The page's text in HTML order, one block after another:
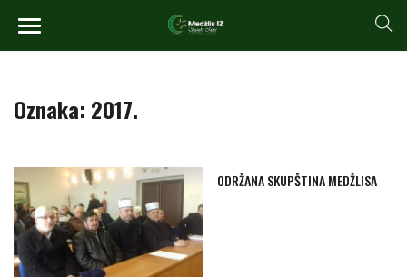
Oznaka: 2017.
ODRŽANA SKUPŠTINA MEDŽLISA